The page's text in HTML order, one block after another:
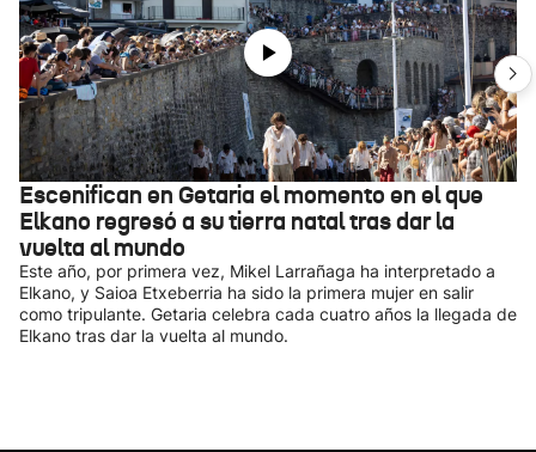
Escenifican en Getaria el momento en el que
Elkano regresó a su tierra natal tras dar la
vuelta al mundo
Este año, por primera vez, Mikel Larrañaga ha interpretado a
Elkano, y Saioa Etxeberria ha sido la primera mujer en salir
como tripulante. Getaria celebra cada cuatro años la llegada de
Elkano tras dar la vuelta al mundo.